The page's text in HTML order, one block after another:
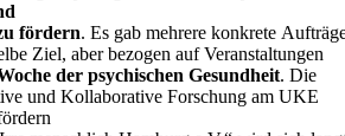
fördern. Es gab mehrere konkrete
Ziel, aber bezogen auf Veranstaltungen
der psychischen Gesundheit. Die
und Kollaborative Forschung am UKE